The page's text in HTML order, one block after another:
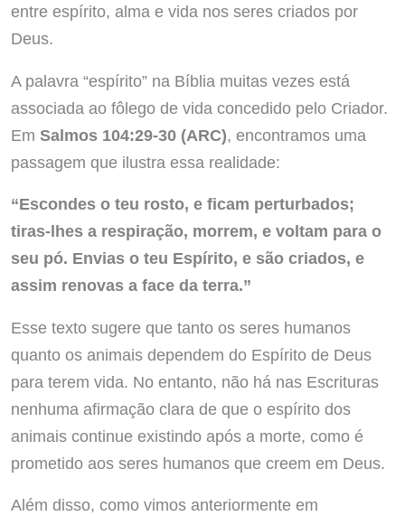
entre espírito, alma e vida nos seres criados por
Deus.
A palavra “espírito” na Bíblia muitas vezes está
associada ao fôlego de vida concedido pelo Criador.
Em Salmos 104:29-30 (ARC), encontramos uma
passagem que ilustra essa realidade:
“Escondes o teu rosto, e ficam perturbados;
tiras-lhes a respiração, morrem, e voltam para o
seu pó. Envias o teu Espírito, e são criados, e
assim renovas a face da terra.”
Esse texto sugere que tanto os seres humanos
quanto os animais dependem do Espírito de Deus
para terem vida. No entanto, não há nas Escrituras
nenhuma afirmação clara de que o espírito dos
animais continue existindo após a morte, como é
prometido aos seres humanos que creem em Deus.
Além disso, como vimos anteriormente em